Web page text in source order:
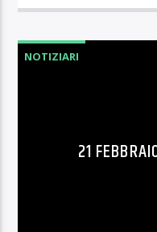
NOTIZIARI
21